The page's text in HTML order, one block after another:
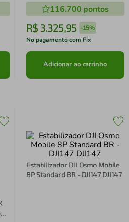
116.700 pontos
R$ 3.325,95 -15%
No pagamento com Pix
Adicionar ao carrinho
-
Estabilizador DJI Osmo Mobile
8P Standard BR - DJI147 DJI147